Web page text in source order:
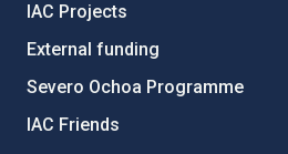
IAC Projects
External funding
Severo Ochoa Programme
IAC Friends